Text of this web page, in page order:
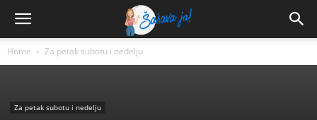
Home Za petak subotu i nedelju
Za petak subotu i nedelju